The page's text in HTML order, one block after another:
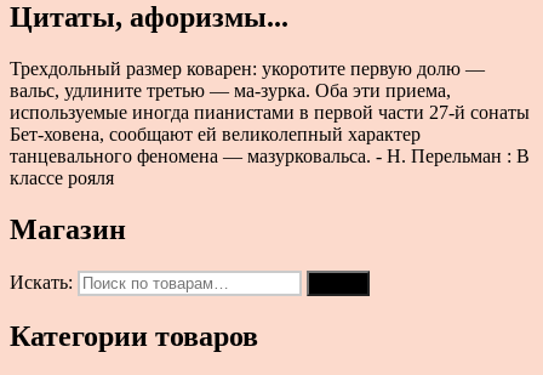
Цитаты, афоризмы...
Трехдольный размер коварен: укоротите первую долю —
вальс, удлините третью — ма-зурка. Оба эти приема,
используемые иногда пианистами в первой части 27-й сонаты
Бет-ховена, сообщают ей великолепный характер
танцевального феномена — мазурковальса. - Н. Перельман : В
классе рояля
Магазин
Искать:
Категории товаров